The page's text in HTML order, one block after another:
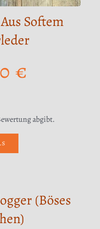
Softem
€
abgibt.
(Böses